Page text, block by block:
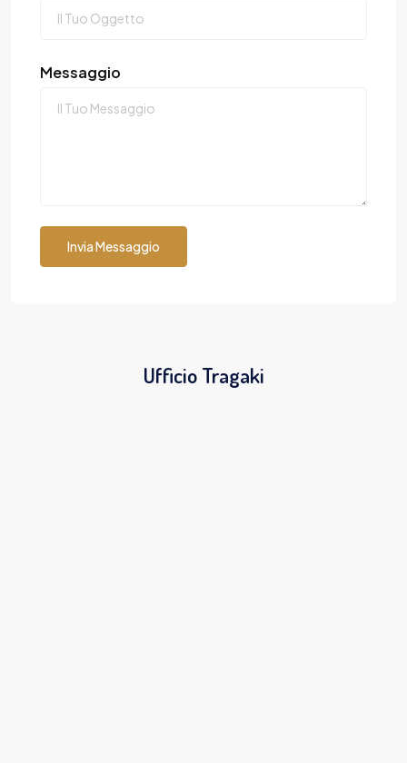
Messaggio
Invia Messaggio
Ufficio Tragaki